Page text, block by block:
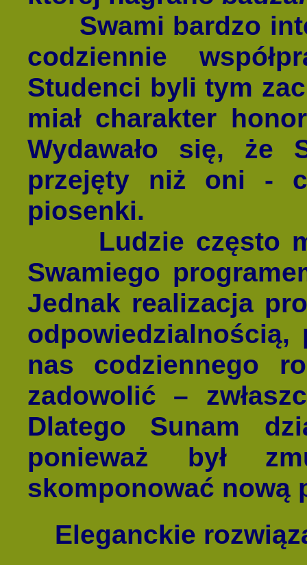
Swami bardzo
codziennie
Studenci byli tym
miał charakter
Wydawało się, że
przejęty niż oni -
piosenki.
Ludzie często
Swamiego
Jednak realizacja
odpowiedzialnością,
nas codziennego
zadowolić –
Dlatego Sunam
ponieważ był
skomponować nową
Eleganckie